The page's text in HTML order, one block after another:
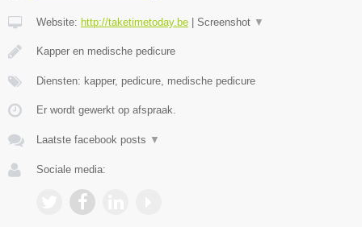
Website: http://taketimetoday.be Screenshot ▼
Kapper en medische pedicure
Diensten: kapper, pedicure, medische pedicure
Er wordt gewerkt op afspraak.
Laatste facebook posts ▼
Sociale media: